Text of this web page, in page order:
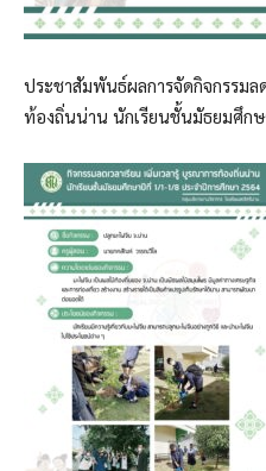
ประชาสัมพันธ์ผลการจัดกิจกรรมล
ท้องถิ่นน่าน นักเรียนชั้นมัธยมศึก